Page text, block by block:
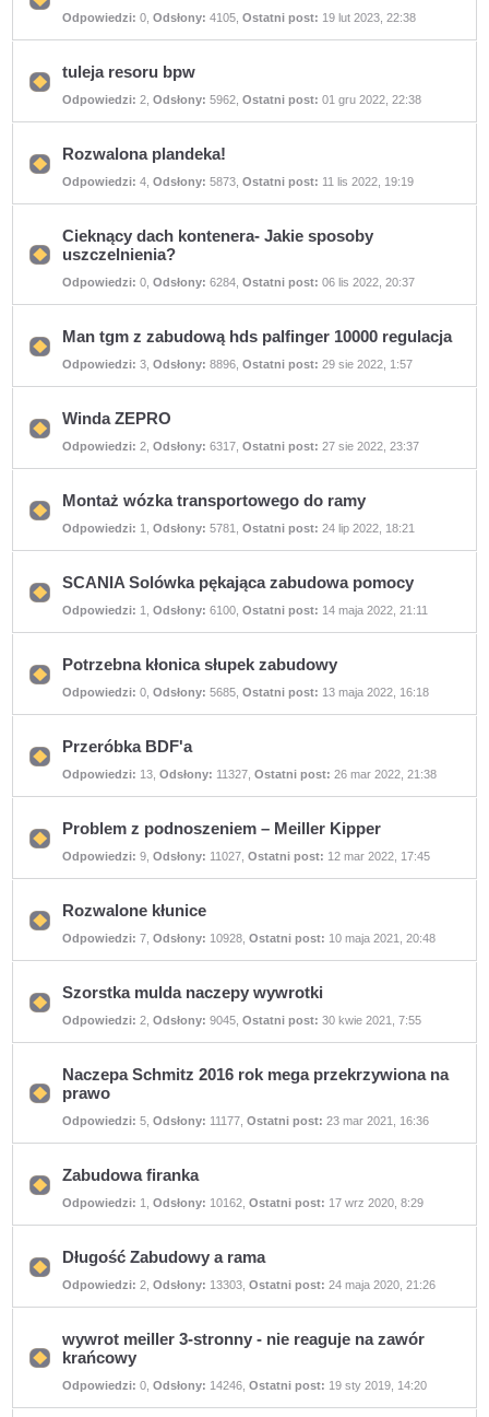
Nie
nieprzeczytanych
Odpowiedzi: 0 ,Odsłony: 4105 ,Ostatni post: 19 lut 2023, 22:38
Nie
nieprzeczytanych
tuleja resoru bpw
Odpowiedzi: 2 ,Odsłony: 5962 ,Ostatni post: 01 gru 2022, 22:38
Nie
nieprzeczytanych
Rozwalona plandeka!
Odpowiedzi: 4 ,Odsłony: 5873 ,Ostatni post: 11 lis 2022, 19:19
ma
postów
Cieknący dach kontenera- Jakie sposoby
uszczelnienia?
Odpowiedzi: 0 ,Odsłony: 6284 ,Ostatni post: 06 lis 2022, 20:37
Nie
nieprzeczytanych
Man tgm z zabudową hds palfinger 10000 regulacja
Odpowiedzi: 3 ,Odsłony: 8896 ,Ostatni post: 29 sie 2022, 1:57
Nie
nieprzeczytanych
Winda ZEPRO
Odpowiedzi: 2 ,Odsłony: 6317 ,Ostatni post: 27 sie 2022, 23:37
Nie
nieprzeczytanych
Montaż wózka transportowego do ramy
Odpowiedzi: 1 ,Odsłony: 5781 ,Ostatni post: 24 lip 2022, 18:21
Nie
nieprzeczytanych
SCANIA Solówka pękająca zabudowa pomocy
Odpowiedzi: 1 ,Odsłony: 6100 ,Ostatni post: 14 maja 2022, 21:11
Nie
nieprzeczytanych
Potrzebna kłonica słupek zabudowy
Odpowiedzi: 0 ,Odsłony: 5685 ,Ostatni post: 13 maja 2022, 16:18
Nie
nieprzeczytanych
Przeróbka BDF'a
Odpowiedzi: 13 ,Odsłony: 11327 ,Ostatni post: 26 mar 2022, 21:38
Nie
nieprzeczytanych
Problem z podnoszeniem – Meiller Kipper
Odpowiedzi: 9 ,Odsłony: 11027 ,Ostatni post: 12 mar 2022, 17:45
Nie
nieprzeczytanych
Rozwalone kłunice
Odpowiedzi: 7 ,Odsłony: 10928 ,Ostatni post: 10 maja 2021, 20:48
Nie
nieprzeczytanych
Szorstka mulda naczepy wywrotki
Odpowiedzi: 2 ,Odsłony: 9045 ,Ostatni post: 30 kwie 2021, 7:55
ma
postów
Naczepa Schmitz 2016 rok mega przekrzywiona na
prawo
Odpowiedzi: 5 ,Odsłony: 11177 ,Ostatni post: 23 mar 2021, 16:36
Nie
nieprzeczytanych
Zabudowa firanka
Odpowiedzi: 1 ,Odsłony: 10162 ,Ostatni post: 17 wrz 2020, 8:29
Nie
nieprzeczytanych
Długość Zabudowy a rama
Odpowiedzi: 2 ,Odsłony: 13303 ,Ostatni post: 24 maja 2020, 21:26
ma
postów
wywrot meiller 3-stronny - nie reaguje na zawór
krańcowy
Odpowiedzi: 0 ,Odsłony: 14246 ,Ostatni post: 19 sty 2019, 14:20